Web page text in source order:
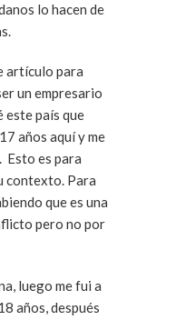
lo hacen de
artículo para
un empresario
este país que
años aquí y me
Esto es para
contexto. Para
que es una
pero no por
luego me fui a
años, después